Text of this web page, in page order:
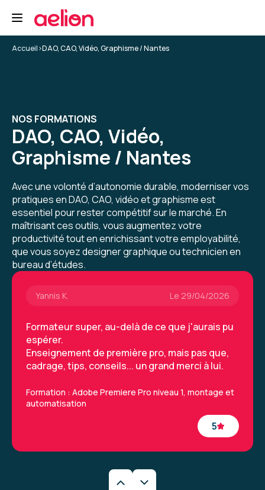
Accueil>DAO, CAO, Vidéo, Graphisme / Nantes
NOS FORMATIONS
DAO, CAO, Vidéo,
Graphisme / Nantes
Avec une volonté d’autonomie durable, moderniser vos
pratiques en DAO, CAO, vidéo et graphisme est
essentiel pour rester compétitif sur le marché. En
maîtrisant ces outils, vous augmentez votre
productivité tout en enrichissant votre employabilité,
que vous soyez designer graphique ou technicien en
bureau d’études.
Formation : Adobe Premiere Pro niveau 1, montage et
automatisation
5
Formateur super, au-delà de ce que j'aurais pu
espérer.
Enseignement de première pro, mais pas que,
cadrage, tips, conseils... un grand merci à lui.
Formation : Adobe Premiere Pro niveau 1, montage et
automatisation
Yannis K. Le 29/04/2026
5
Formateur super, au-delà de ce que j'aurais pu
espérer.
Enseignement de première pro, mais pas que,
cadrage, tips, conseils... un grand merci à lui.
Formation : Adobe Premiere Pro niveau 1, montage et
automatisation